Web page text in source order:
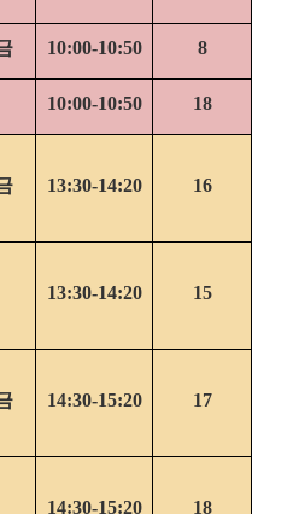
10:00-10:50 8
10:00-10:50 18
13:30-14:20 16
13:30-14:20 15
14:30-15:20 17
14:30-15:20 18